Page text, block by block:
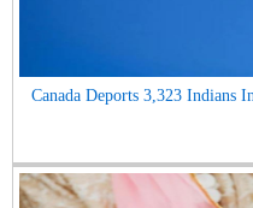
Canada Deports 3,323 Indians